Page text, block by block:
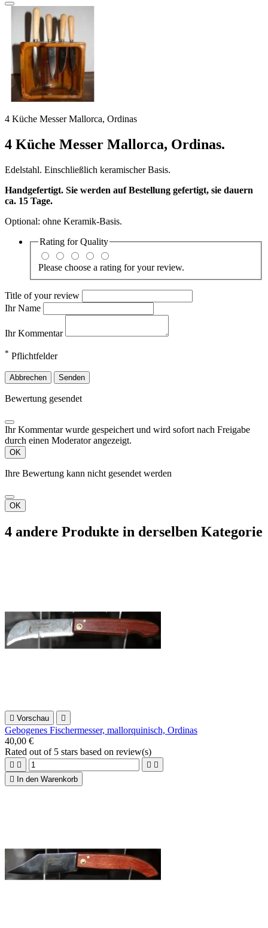
4 Küche Messer Mallorca, Ordinas
4 Küche Messer Mallorca, Ordinas.
Edelstahl. Einschließlich keramischer Basis.
Handgefertigt. Sie werden auf Bestellung gefertigt, sie dauern
ca. 15 Tage.
Optional: ohne Keramik-Basis.
Rating forQuality
Please choose a rating for your review.
Title of your review
Ihr Name
Ihr Kommentar
* Pflichtfelder
Abbrechen Senden
Bewertung gesendet
Ihr Kommentar wurde gespeichert und wird sofort nach Freigabe
durch einen Moderator angezeigt.
OK
Ihre Bewertung kann nicht gesendet werden
OK
4 andere Produkte in derselben Kategorie
 Vorschau 
Gebogenes Fischermesser, mallorquinisch, Ordinas
40,00 €
Rated out of 5 stars based on review(s)
   

In den Warenkorb